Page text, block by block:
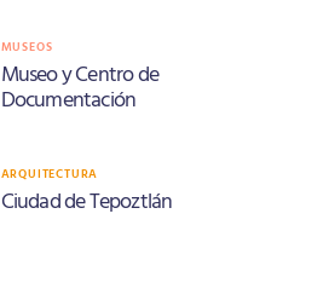
MUSEOS
Museo y Centro de
Documentación
ARQUITECTURA
Ciudad de Tepoztlán